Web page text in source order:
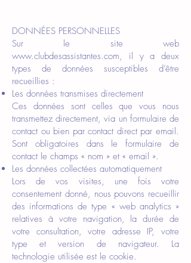
DONNÉES PERSONNELLES
Sur le site web
www.clubdesassistantes.com, il y a deux
types de données susceptibles d’être
recueillies :
Les données transmises directement
Ces données sont celles que vous nous
transmettez directement, via un formulaire de
contact ou bien par contact direct par email.
Sont obligatoires dans le formulaire de
contact le champs « nom » et « email ».
Les données collectées automatiquement
Lors de vos visites, une fois votre
consentement donné, nous pouvons recueillir
des informations de type « web analytics »
relatives à votre navigation, la durée de
votre consultation, votre adresse IP, votre
type et version de navigateur. La
technologie utilisée est le cookie.